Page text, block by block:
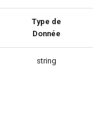
Type de
Donnée
string